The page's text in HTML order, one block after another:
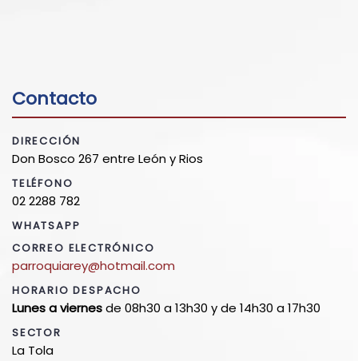
Contacto
DIRECCIÓN
Don Bosco 267 entre León y Rios
TELÉFONO
02 2288 782
WHATSAPP
CORREO ELECTRÓNICO
parroquiarey@hotmail.com
HORARIO DESPACHO
Lunes a viernesde 08h30 a 13h30 y de 14h30 a 17h30
SECTOR
La Tola